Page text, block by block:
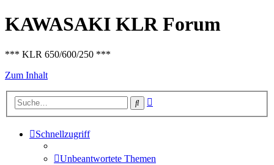
KAWASAKI KLR Forum
*** KLR 650/600/250 ***
Zum Inhalt
Suche
Schnellzugriff
Unbeantwortete Themen